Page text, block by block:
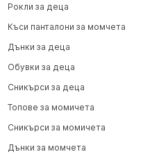
Рокли за деца
Къси панталони за момчета
Дънки за деца
Обувки за деца
Сникърси за деца
Топове за момичета
Сникърси за момичета
Дънки за момчета